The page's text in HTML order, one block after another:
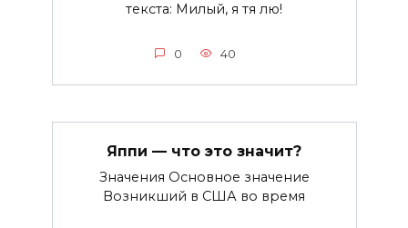
текста: Милый, я тя лю!
0 40
Яппи — что это значит?
Значения Основное значение
Возникший в США во время